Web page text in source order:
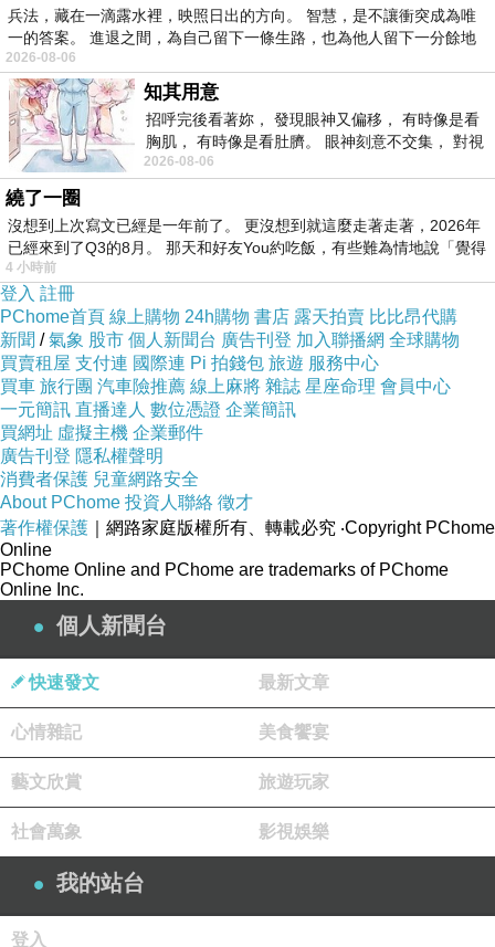
-->
▲ 收起內容
兵法，藏在一滴露水裡，映照日出的方向。 智慧，是不讓衝突成為唯
一的答案。 進退之間，為自己留下一條生路，也為他人留下一分餘地
2026-08-06
知其用意
招呼完後看著妳， 發現眼神又偏移， 有時像是看
胸肌， 有時像是看肚臍。 眼神刻意不交集， 對視
視線不對齊， 讓我很難不
2026-08-06
繞了一圈
沒想到上次寫文已經是一年前了。 更沒想到就這麼走著走著，2026年
已經來到了Q3的8月。 那天和好友You約吃飯，有些難為情地說「覺得
4 小時前
登入 註冊
PChome首頁 線上購物 24h購物 書店 露天拍賣 比比昂代購
新聞 /氣象 股市 個人新聞台 廣告刊登 加入聯播網 全球購物
買賣租屋 支付連 國際連 Pi 拍錢包 旅遊 服務中心
買車 旅行團 汽車險推薦 線上麻將 雜誌 星座命理 會員中心
一元簡訊 直播達人 數位憑證 企業簡訊
買網址 虛擬主機 企業郵件
廣告刊登 隱私權聲明
消費者保護 兒童網路安全
About PChome 投資人聯絡 徵才
著作權保護 ｜網路家庭版權所有、轉載必究 ‧Copyright PChome
Online
PChome Online and PChome are trademarks of PChome
Online Inc.
個人新聞台
快速發文 最新文章
心情雜記 美食饗宴
藝文欣賞 旅遊玩家
社會萬象 影視娛樂
我的站台
登入